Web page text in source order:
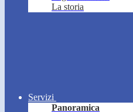
La storia
Servizi
Panoramica